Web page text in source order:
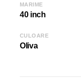
MARIME
40 inch
CULOARE
Oliva